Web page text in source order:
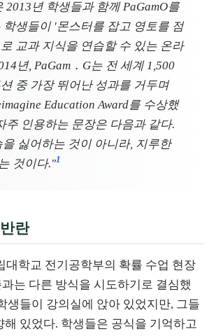
2013년 학생들과 함께 PaGamO를
학생들이 '몬스터를 잡고 영토를 점
교과 지식을 연습할 수 있는 온라
년, PaGam．G는 전 세계 1,500
중 가장 뛰어난 성과를 거두며
Education Award를 수상했
주 인용하는 문장은 다음과 같다.
싫어하는 것이 아니라, 지루한
것이다."1
란
대학교 전기공학부의 확률 수업 현장
는 다른 방식을 시도하기로 결심했
생들이 강의실에 앉아 있었지만, 그들
해 있었다. 학생들은 공식을 기억하고